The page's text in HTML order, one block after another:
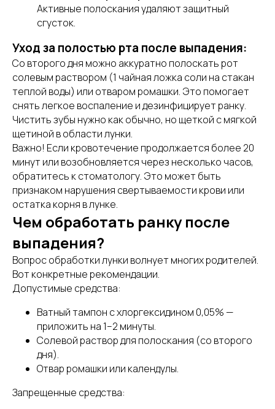
Активные полоскания удаляют защитный
сгусток.
Уход за полостью рта после выпадения:
Со второго дня можно аккуратно полоскать рот
солевым раствором (1 чайная ложка соли на стакан
теплой воды) или отваром ромашки. Это помогает
снять легкое воспаление и дезинфицирует ранку.
Чистить зубы нужно как обычно, но щеткой с мягкой
щетиной в области лунки.
Важно! Если кровотечение продолжается более 20
минут или возобновляется через несколько часов,
обратитесь к стоматологу. Это может быть
признаком нарушения свертываемости крови или
остатка корня в лунке.
Чем обработать ранку после
выпадения?
Вопрос обработки лунки волнует многих родителей.
Вот конкретные рекомендации.
Допустимые средства:
Ватный тампон с хлоргексидином 0,05% —
приложить на 1–2 минуты.
Солевой раствор для полоскания (со второго
дня).
Отвар ромашки или календулы.
Запрещенные средства: